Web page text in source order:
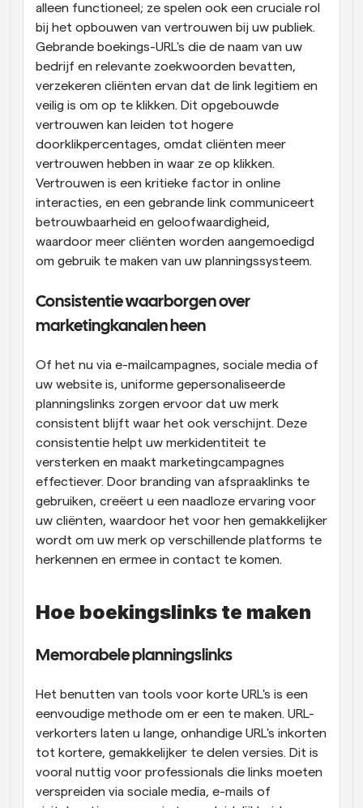
alleen functioneel; ze spelen ook een cruciale rol
bij het opbouwen van vertrouwen bij uw publiek.
Gebrande boekings-URL's die de naam van uw
bedrijf en relevante zoekwoorden bevatten,
verzekeren cliënten ervan dat de link legitiem en
veilig is om op te klikken. Dit opgebouwde
vertrouwen kan leiden tot hogere
doorklikpercentages, omdat cliënten meer
vertrouwen hebben in waar ze op klikken.
Vertrouwen is een kritieke factor in online
interacties, en een gebrande link communiceert
betrouwbaarheid en geloofwaardigheid,
waardoor meer cliënten worden aangemoedigd
om gebruik te maken van uw planningssysteem.
Consistentie waarborgen over
marketingkanalen heen
Of het nu via e-mailcampagnes, sociale media of
uw website is, uniforme gepersonaliseerde
planningslinks zorgen ervoor dat uw merk
consistent blijft waar het ook verschijnt. Deze
consistentie helpt uw merkidentiteit te
versterken en maakt marketingcampagnes
effectiever. Door branding van afspraaklinks te
gebruiken, creëert u een naadloze ervaring voor
uw cliënten, waardoor het voor hen gemakkelijker
wordt om uw merk op verschillende platforms te
herkennen en ermee in contact te komen.
Hoe boekingslinks te maken
Memorabele planningslinks
Het benutten van tools voor korte URL's is een
eenvoudige methode om er een te maken. URL-
verkorters laten u lange, onhandige URL's inkorten
tot kortere, gemakkelijker te delen versies. Dit is
vooral nuttig voor professionals die links moeten
verspreiden via sociale media, e-mails of